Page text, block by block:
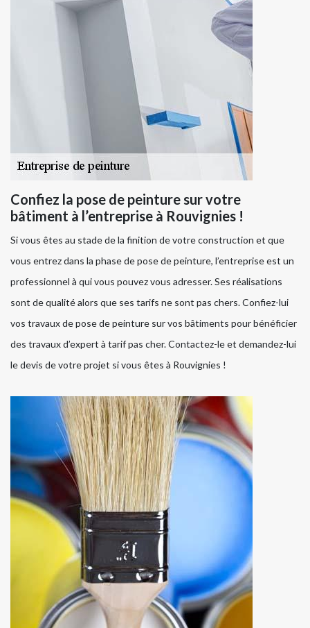
Confiez la pose de peinture sur votre
bâtiment à l’entreprise à Rouvignies !
Si vous êtes au stade de la finition de votre construction et que
vous entrez dans la phase de pose de peinture, l’entreprise est un
professionnel à qui vous pouvez vous adresser. Ses réalisations
sont de qualité alors que ses tarifs ne sont pas chers. Confiez-lui
vos travaux de pose de peinture sur vos bâtiments pour bénéficier
des travaux d’expert à tarif pas cher. Contactez-le et demandez-lui
le devis de votre projet si vous êtes à Rouvignies !